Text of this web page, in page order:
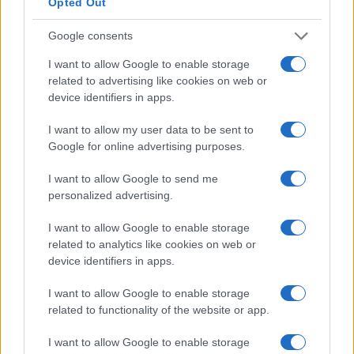
Google consents
I want to allow Google to enable storage
related to advertising like cookies on web or
device identifiers in apps.
I want to allow my user data to be sent to
Google for online advertising purposes.
I want to allow Google to send me
personalized advertising.
I want to allow Google to enable storage
related to analytics like cookies on web or
device identifiers in apps.
I want to allow Google to enable storage
related to functionality of the website or app.
I want to allow Google to enable storage
mais novos cresceram mais rápido.
Dito isto, Lúmens estelares é uma das altcoins mais fortes,
abaixo de US $ 1 hoje.
jeito que as coisas estão, ele tem melhores
por uma empresa, Stellar é apoiado por uma
fundação. Isso significa que não há risco de alguma vez
ser declarado segurança ilegal e as questões legais
resultantes.
O Stellar também está protegido contra regulamentações
anti-lavagem de dinheiro que são bastante rígidas para